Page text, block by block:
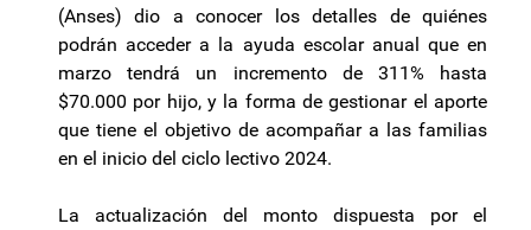
(Anses) dio a conocer los detalles de quiénes
podrán acceder a la ayuda escolar anual que en
marzo tendrá un incremento de 311% hasta
$70.000 por hijo, y la forma de gestionar el aporte
que tiene el objetivo de acompañar a las familias
en el inicio del ciclo lectivo 2024.
La actualización del monto dispuesta por el